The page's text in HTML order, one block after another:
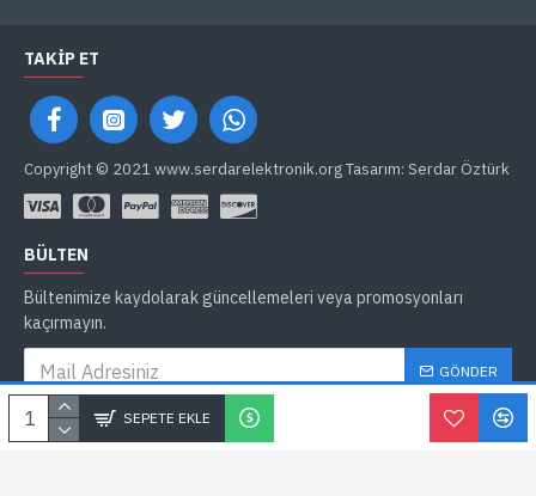
SEPETE EKLE
TAKIP ET
Copyright © 2021 www.serdarelektronik.org Tasarım: Serdar Öztürk
BÜLTEN
Bültenimize kaydolarak güncellemeleri veya promosyonları
kaçırmayın.
GÖNDER
Gizlilik İlkeleri 'ni okudum ve kabul ediyorum.